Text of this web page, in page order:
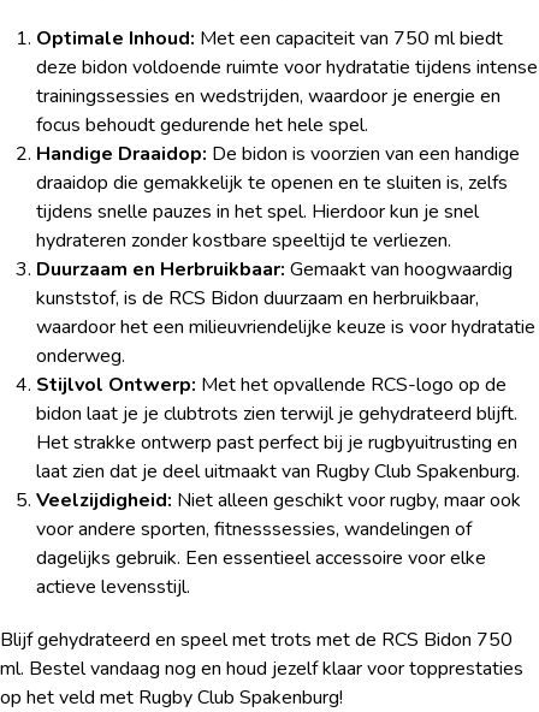
Optimale Inhoud: Met een capaciteit van 750 ml biedt
deze bidon voldoende ruimte voor hydratatie tijdens intense
trainingssessies en wedstrijden, waardoor je energie en
focus behoudt gedurende het hele spel.
Handige Draaidop: De bidon is voorzien van een handige
draaidop die gemakkelijk te openen en te sluiten is, zelfs
tijdens snelle pauzes in het spel. Hierdoor kun je snel
hydrateren zonder kostbare speeltijd te verliezen.
Duurzaam en Herbruikbaar: Gemaakt van hoogwaardig
kunststof, is de RCS Bidon duurzaam en herbruikbaar,
waardoor het een milieuvriendelijke keuze is voor hydratatie
onderweg.
Stijlvol Ontwerp: Met het opvallende RCS-logo op de
bidon laat je je clubtrots zien terwijl je gehydrateerd blijft.
Het strakke ontwerp past perfect bij je rugbyuitrusting en
laat zien dat je deel uitmaakt van Rugby Club Spakenburg.
Veelzijdigheid: Niet alleen geschikt voor rugby, maar ook
voor andere sporten, fitnesssessies, wandelingen of
dagelijks gebruik. Een essentieel accessoire voor elke
actieve levensstijl.
Blijf gehydrateerd en speel met trots met de RCS Bidon 750
ml. Bestel vandaag nog en houd jezelf klaar voor topprestaties
op het veld met Rugby Club Spakenburg!